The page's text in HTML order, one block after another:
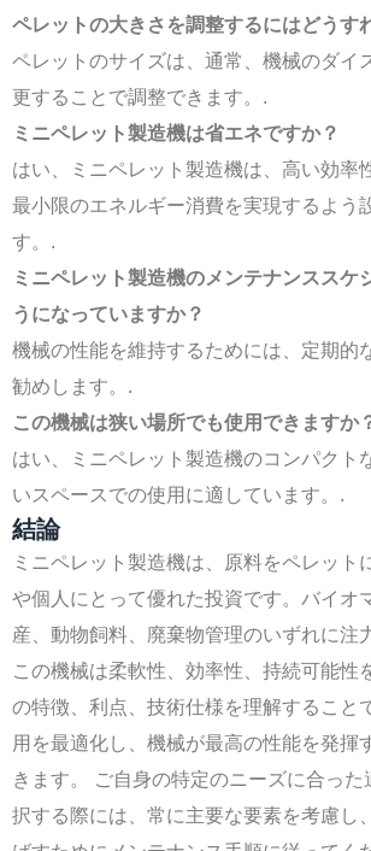
ペレットの大きさを調整するにはどうす
ペレットのサイズは、通常、機械のダイ
更することで調整できます。.
ミニペレット製造機は省エネですか？
はい、ミニペレット製造機は、高い効率
最小限のエネルギー消費を実現するよう
す。.
ミニペレット製造機のメンテナンススケ
うになっていますか？
機械の性能を維持するためには、定期的
勧めします。.
この機械は狭い場所でも使用できますか
はい、ミニペレット製造機のコンパクト
いスペースでの使用に適しています。.
結論
ミニペレット製造機は、原料をペレット
や個人にとって優れた投資です。バイオ
産、動物飼料、廃棄物管理のいずれに注
この機械は柔軟性、効率性、持続可能性
の特徴、利点、技術仕様を理解すること
用を最適化し、機械が最高の性能を発揮
きます。 ご自身の特定のニーズに合った
択する際には、常に主要な要素を考慮し